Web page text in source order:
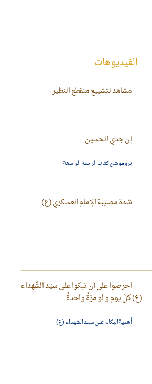
الفیدیوهات
مشاهد لتشييع منقطع النظير
إن جدي الحسين ...
بروموشن كتاب الرحمة الواسعة
شدة مصيبة الإمام العسكري (ع)
احرصوا على أن تبكوا على سيّد الشّهداء
(ع) كلّ يوم و لو مرّةً واحدةً
أهمية البكاء على سيد الشهداء (ع)